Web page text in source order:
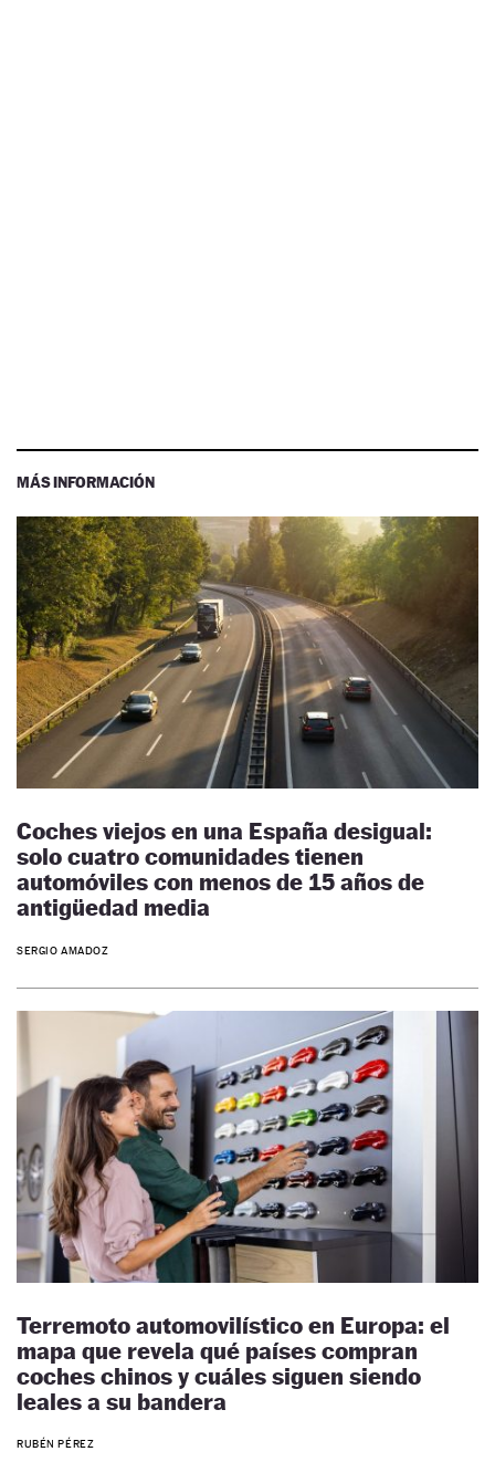
MÁS INFORMACIÓN
Coches viejos en una España desigual:
solo cuatro comunidades tienen
automóviles con menos de 15 años de
antigüedad media
SERGIO AMADOZ
Terremoto automovilístico en Europa: el
mapa que revela qué países compran
coches chinos y cuáles siguen siendo
leales a su bandera
RUBÉN PÉREZ